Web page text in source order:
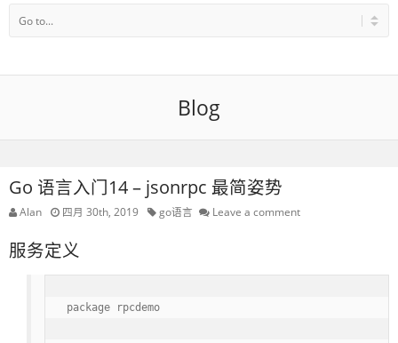
Blog
Go 语言入门14 – jsonrpc 最简姿势
Alan 四月 30th, 2019 go语言 Leave a comment
服务定义
package rpcdemo